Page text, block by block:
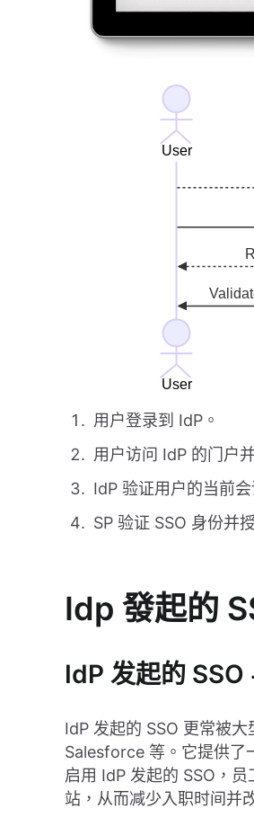
用户登录到 IdP。
用户访问 IdP 的门户
IdP 验证用户的当前
SP 验证 SSO 身份并
Idp 發起的
IdP 发起的 SSO
IdP 发起的 SSO 更常被
Salesforce 等。它提供了
启用 IdP 发起的 SSO，
站，从而减少入职时间并